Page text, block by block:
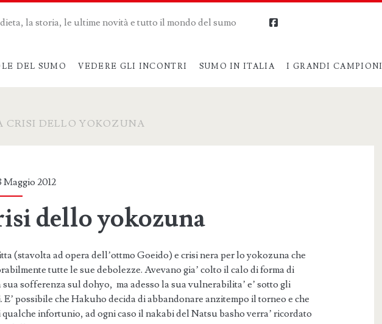
la storia, le ultime novità e tutto il mondo del sumo
DEL SUMO VEDERE GLI INCONTRI SUMO IN ITALIA I GRANDI CAMPIONI
facebook
CRISI DELLO YOKOZUNA
Maggio 2012
dello yokozuna
(stavolta ad opera dell’ottmo Goeido) e crisi nera per lo yokozuna che
tutte le sue debolezze. Avevano gia’ colto il calo di forma di
sofferenza sul dohyo, ma adesso la sua vulnerabilita’ e’ sotto gli
E’ possibile che Hakuho decida di abbandonare anzitempo il torneo e che
qualche infortunio, ad ogni caso il nakabi del Natsu basho verra’ ricordato